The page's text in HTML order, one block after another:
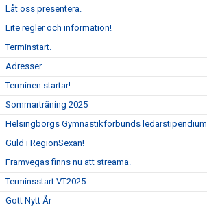
Låt oss presentera.
Lite regler och information!
Terminstart.
Adresser
Terminen startar!
Sommarträning 2025
Helsingborgs Gymnastikförbunds ledarstipendium
Guld i RegionSexan!
Framvegas finns nu att streama.
Terminsstart VT2025
Gott Nytt År